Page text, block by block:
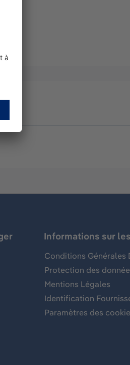
Informations sur
Conditions Générales
Protection des
Mentions Légales
Identification
Paramètres des